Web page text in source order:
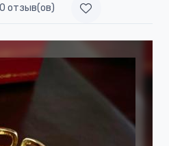
0 отзыв(ов)